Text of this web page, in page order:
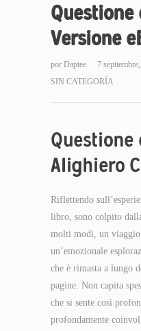
Questione
Versione
por Daptee
7
SIN CATEGORÍA
Alighiero
Riflettendo
libro, sono colpito
molti modi, un viaggio
un’emozionale
che è rimasta a lungo
pagine. Non capita
che si sente così
profondamente